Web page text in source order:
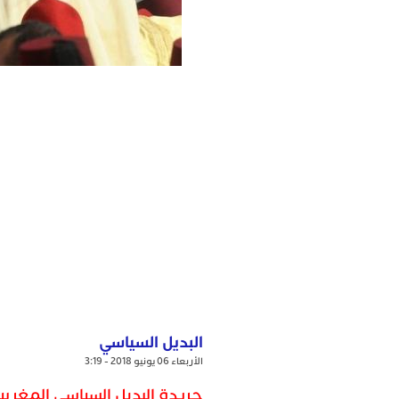
البديل السياسي
الأربعاء 06 يونيو 2018 - 3:19